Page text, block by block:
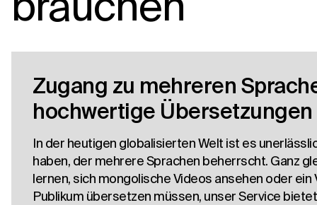
Zugang zu mehreren
hochwertige Übersetzungen
In der heutigen globalisierten Welt ist es
haben, der mehrere Sprachen beherrscht. Ganz
lernen, sich mongolische Videos ansehen oder
Publikum übersetzen müssen, unser Service